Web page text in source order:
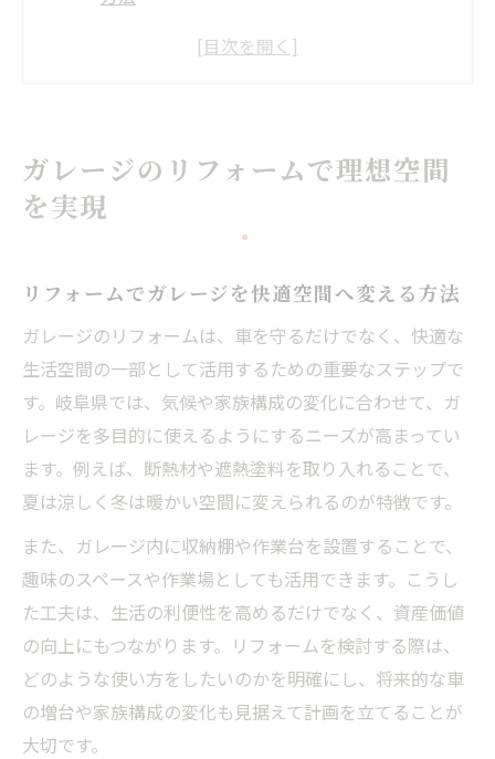
岐阜県のリフォーム事例に学ぶ空間づくり
リフォームで叶える使いやすいガレージ設
計
快適性を追求するリフォームの具体策
リフォームでガレージの断熱性を向上させ
る
リフォーム活用で収納力が高まるガレージ
家族構成を考慮したリフォーム設計の工夫
ガレージリフォームで使い勝手をアップ
岐阜県で叶えるガレージ改修のコツ
岐阜県の気候に合うリフォームのポイント
地域特性を活かしたガレージリフォーム術
岐阜県で選ばれる施工事例の特徴とは
リフォームで安心安全なガレージを実現
ガレージ改修を成功に導くリフォーム提案
耐久性を高めるリフォームの秘訣とは
ガレージのリフォームで理想空間
を実現
リフォームでガレージを快適空間へ変える方法
ガレージのリフォームは、車を守るだけでなく、快適な
生活空間の一部として活用するための重要なステップで
す。岐阜県では、気候や家族構成の変化に合わせて、ガ
レージを多目的に使えるようにするニーズが高まってい
ます。例えば、断熱材や遮熱塗料を取り入れることで、
夏は涼しく冬は暖かい空間に変えられるのが特徴です。
また、ガレージ内に収納棚や作業台を設置することで、
趣味のスペースや作業場としても活用できます。こうし
た工夫は、生活の利便性を高めるだけでなく、資産価値
の向上にもつながります。リフォームを検討する際は、
どのような使い方をしたいのかを明確にし、将来的な車
の増台や家族構成の変化も見据えて計画を立てることが
大切です。